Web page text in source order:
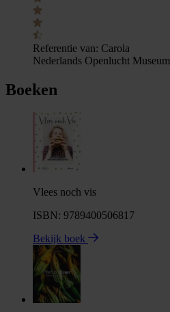
Referentie van: Carola
Nederlands Openlucht Museum
Boeken
Vlees noch vis
ISBN: 9789400506817
Bekijk boek